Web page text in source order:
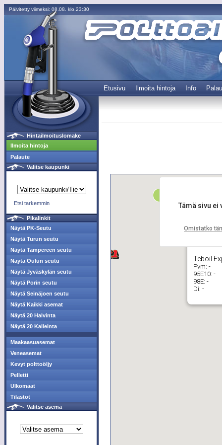
Päivitetty viimeksi: 08.08. klo.23:30
Etusivu Ilmoita hintoja Info
Hintailmoituslomake
Ilmoita hintoja
Palaute
Valitse kaupunki
Etsi tarkemmin
Pikalinkit
Näytä PK-Seutu
Näytä Turun seutu
Näytä Tampereen seutu
Näytä Oulun seutu
Näytä Jyväskylän seutu
Näytä Porin seutu
Näytä Seinäjoen seutu
Näytä Kaikki asemat
Näytä 20 Halvinta
Näytä 20 Kalleinta
Maakaasuasemat
Veneasemat
Kevyt polttoöljy
Pelletti
Ulkomaat
Tilastot
Valitse asema
Teboil
Pvm: -
95E10: -
98E: -
Di: -
Tämä sivu ei
Omistatko